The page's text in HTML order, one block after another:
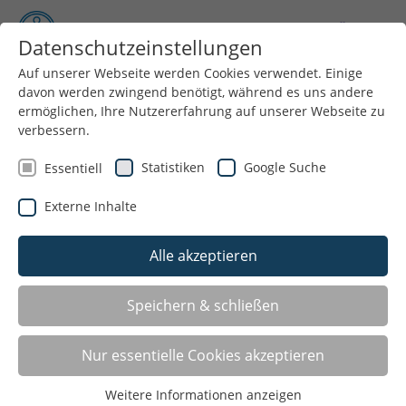
Menü
Sport im Park in Verl
2026 feiert „Sport im Park“ erstmals auch in Verl
Premiere! Gemeinsam draußen aktiv werden, neue
Bewegungsangebote kennenlernen und den Sommer
in Gemeinschaft genießen – all das erwartet die
Datenschutzeinstellungen
Auf unserer Webseite werden Cookies verwendet. Einige
davon werden zwingend benötigt, während es uns andere
ermöglichen, Ihre Nutzererfahrung auf unserer Webseite zu
verbessern.
Essentiell Statistiken Google Suche
Externe Inhalte
Alle akzeptieren
Speichern & schließen
Nur essentielle Cookies akzeptieren
Weitere Informationen anzeigen